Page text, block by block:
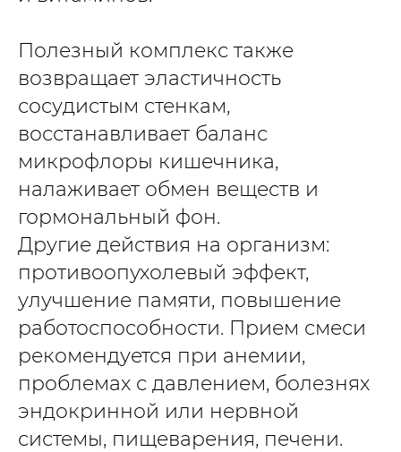
Полезный комплекс также
возвращает эластичность
сосудистым стенкам,
восстанавливает баланс
микрофлоры кишечника,
налаживает обмен веществ и
гормональный фон.
Другие действия на организм:
противоопухолевый эффект,
улучшение памяти, повышение
работоспособности. Прием смеси
рекомендуется при анемии,
проблемах с давлением, болезнях
эндокринной или нервной
системы, пищеварения, печени.